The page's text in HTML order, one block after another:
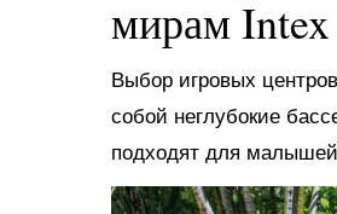
мирам Intex
Выбор игровых
собой неглубокие
подходят для